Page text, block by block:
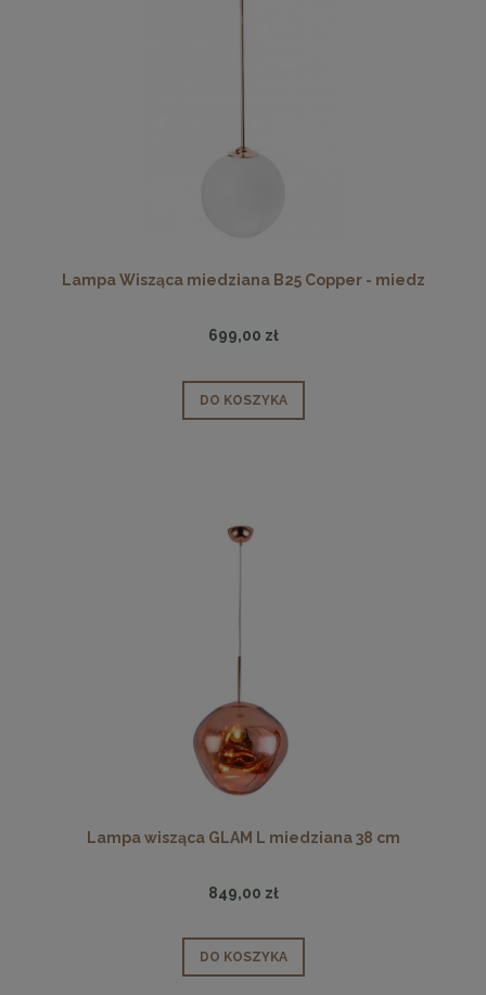
Lampa Wisząca miedziana B25 Copper - miedz
699,00 zł
DO KOSZYKA
Lampa wisząca GLAM L miedziana 38 cm
849,00 zł
DO KOSZYKA